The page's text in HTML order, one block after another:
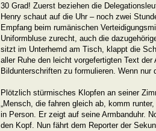
30 Grad! Zuerst beziehen die
Henry schaut auf die Uhr – noch zwei
Empfang beim rumänischen
Uniformbluse zurecht, auch die
sitzt im Unterhemd am Tisch, klappt die
aller Ruhe den leicht vorgefertigten Text
Bildunterschriften zu formulieren. Wenn
Plötzlich stürmisches Klopfen an seiner
„Mensch, die fahren gleich ab, komm
in Person. Er zeigt auf seine Armbanduhr.
den Kopf. Nun fährt dem Reporter der